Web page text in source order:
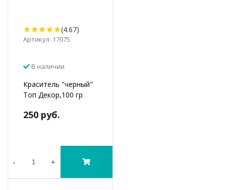
(4.67)
Артикул: 17075
В наличии
Краситель "черный"
Топ Декор,100 гр
250 руб.
- +